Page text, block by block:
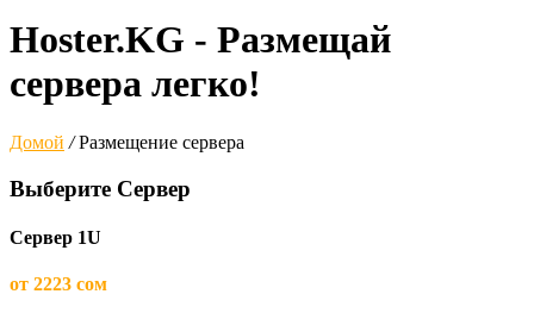
Hoster.KG - Размещай
сервера легко!
Домой / Размещение сервера
Выберите Сервер
Cервер 1U
от 2223 сом